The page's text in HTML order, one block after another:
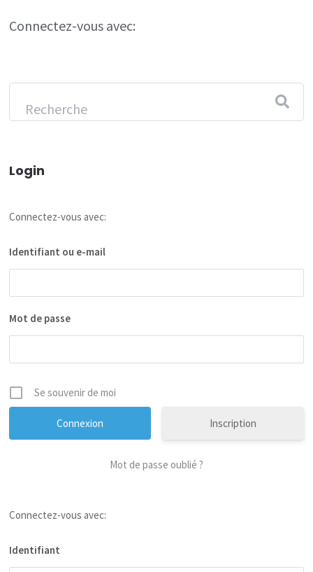
Connectez-vous avec:
Login
Connectez-vous avec:
Identifiant ou e-mail
Mot de passe
Se souvenir de moi
Inscription
Mot de passe oublié ?
Connectez-vous avec:
Identifiant